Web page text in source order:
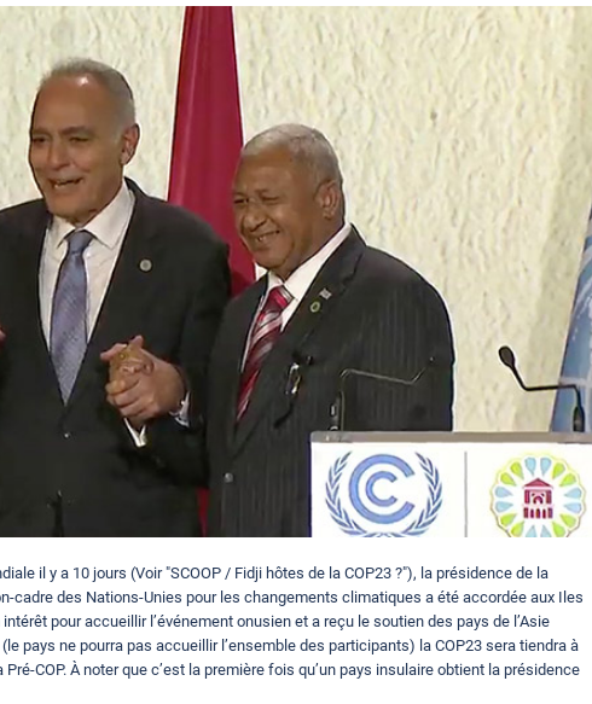
il y a 10 jours (Voir "SCOOP / Fidji hôtes de la COP23 ?"), la présidence de la
cadre des Nations-Unies pour les changements climatiques a été accordée aux Iles
pour accueillir l’événement onusien et a reçu le soutien des pays de l’Asie
pays ne pourra pas accueillir l’ensemble des participants) la COP23 sera tiendra à
COP. À noter que c’est la première fois qu’un pays insulaire obtient la présidence